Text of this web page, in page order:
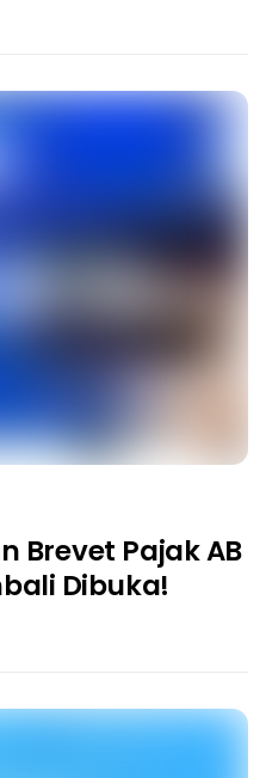
Brevet Pajak AB
Dibuka!